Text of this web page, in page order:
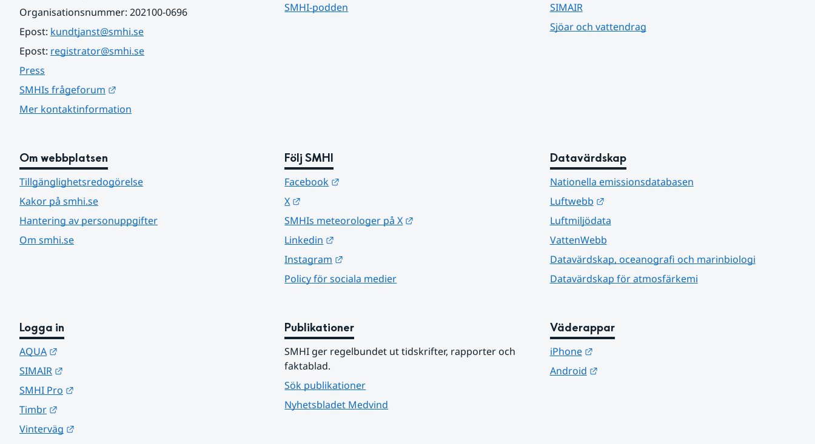
Organisationsnummer: 202100-0696
Epost: kundtjanst@smhi.se
Epost: registrator@smhi.se
Press
SMHIs frågeforum
Mer kontaktinformation
SMHI-podden
SIMAIR
Sjöar och vattendrag
Om webbplatsen
Tillgänglighetsredogörelse
Kakor på smhi.se
Hantering av personuppgifter
Om smhi.se
Följ SMHI
Facebook
X
SMHIs meteorologer på X
Linkedin
Instagram
Policy för sociala medier
Datavärdskap
Nationella emissionsdatabasen
Luftwebb
Länk till annan webbplats.
Luftmiljödata
VattenWebb
Datavärdskap, oceanografi och marinbiologi
Datavärdskap för atmosfärkemi
Logga in
AQUA
SIMAIR
SMHI Pro
Timbr
Vinterväg
Publikationer
SMHI ger regelbundet ut tidskrifter, rapporter och
faktablad.
Sök publikationer
Nyhetsbladet Medvind
Väderappar
iPhone
Länk till annan webbplats.
Android
Länk till annan webbplats.